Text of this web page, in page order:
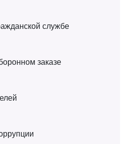
службе
заказе